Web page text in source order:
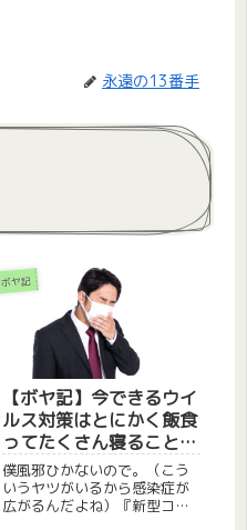
永遠の13番手
ボヤ記
【ボヤ記】今できるウイ
ルス対策はとにかく飯食
ってたくさん寝ることだ
って話
僕風邪ひかないので。（こう
いうヤツがいるから感染症が
広がるんだよね）『新型コロ